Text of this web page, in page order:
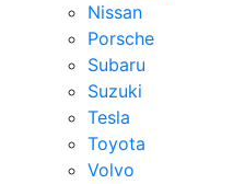
Nissan
Porsche
Subaru
Suzuki
Tesla
Toyota
Volvo